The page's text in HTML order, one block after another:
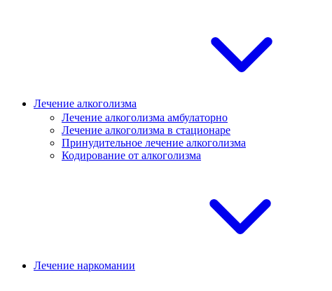
Лечение алкоголизма
Лечение алкоголизма амбулаторно
Лечение алкоголизма в стационаре
Принудительное лечение алкоголизма
Кодирование от алкоголизма
Лечение наркомании